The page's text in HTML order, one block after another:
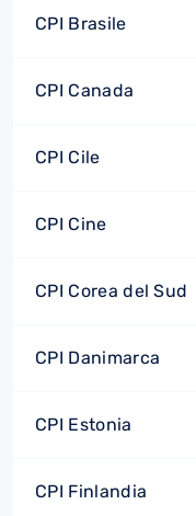
CPI Brasile
CPI Canada
CPI Cile
CPI Cine
CPI Corea del Sud
CPI Danimarca
CPI Estonia
CPI Finlandia